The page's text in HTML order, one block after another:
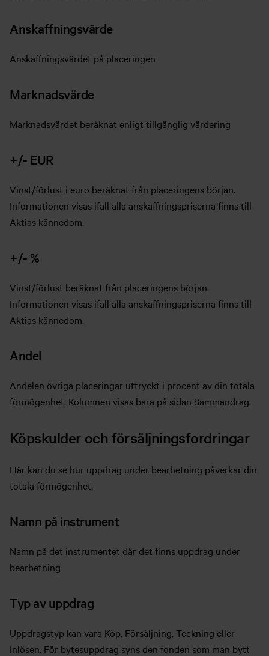
Anskaffningsvärde
Anskaffningsvärdet på placeringen
Marknadsvärde
Marknadsvärdet beräknat enligt tillgänglig värdering
+/- EUR
Vinst/förlust i euro beräknat från placeringens början.
Informationen visas ifall alla anskaffningspriserna finns till
Aktias kännedom.
+/- %
Vinst/förlust beräknat från placeringens början.
Informationen visas ifall alla anskaffningspriserna finns till
Aktias kännedom.
Andel
Andelen övriga placeringar uttryckt i procent av din totala
förmögenhet. Kolumnen visas bara på sidan Sammandrag.
Köpskulder och försäljningsfordringar
Här kan du se hur uppdrag under bearbetning påverkar din
totala förmögenhet.
Namn på instrument
Namn på det instrumentet där det finns uppdrag under
bearbetning
Typ av uppdrag
Uppdragstyp kan vara Köp, Försäljning, Teckning eller
Inlösen. För bytesuppdrag syns den fonden som man bytt